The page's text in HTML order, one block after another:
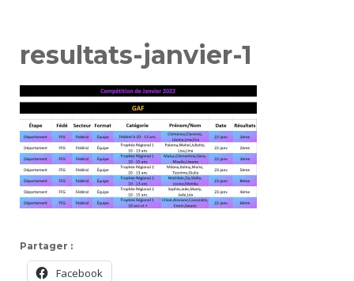
resultats-janvier-1
Partager :
Facebook